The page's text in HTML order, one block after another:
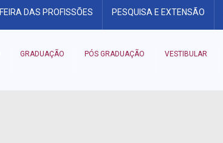
FEIRA DAS PROFISSÕES PESQUISA E EXTENSÃO
GRADUAÇÃO PÓS GRADUAÇÃO VESTIBULAR